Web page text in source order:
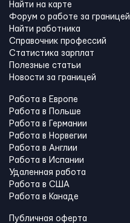
Найти на карте
Форум о работе за границей
Найти работника
Справочник профессий
Статистика зарплат
Полезные статьи
Новости за границей
Работа в Европе
Работа в Польше
Работа в Германии
Работа в Норвегии
Работа в Англии
Работа в Испании
Удаленная работа
Работа в США
Работа в Канадe
Публичная оферта